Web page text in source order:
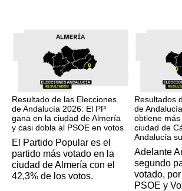
Resultado de las Elecciones
de Andalucía 2026: El PP
gana en la ciudad de Almería
y casi dobla al PSOE en votos
El Partido Popular es el
partido más votado en la
ciudad de Almería con el
42,3% de los votos.
Resultados
de
obtiene
ciudad de
Andalucía
Adelante
segundo
votado,
PSOE y